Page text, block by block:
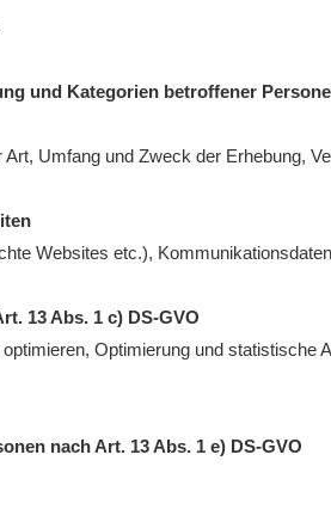
und Kategorien betroffener
Umfang und Zweck der Erhebung,
Websites etc.),
13 Abs. 1 c) DS-GVO
Optimierung und
nach Art. 13 Abs. 1 e) DS-GVO